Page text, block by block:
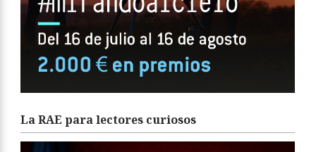
La RAE para lectores curiosos